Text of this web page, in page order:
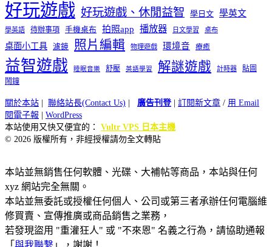
好玩遊戲 好玩遊戲、休閒益智 學日文 學英文
學英語 待辦事項 手機桌布 拍照app 播放器 日文學習 桌布
桌面小工具 濾鏡 照片編輯 物理遊戲 環境音 療癒
益智遊戲 睡眠音樂 舒壓 英語學習 解謎遊戲 計時器
貼圖
鬧鐘
關於本站 聯絡站長(Contact Us) 廣告刊登| 訂閱新文章 / 用 Email
閱電子報
WordPress
本站使用又快又便宜的： Vultr VPS 日本主機
© 2026 版權所有，非經授權請勿全文轉貼
本站並無銷售任何軟體、光碟、大補帖等商品，本站與任何
xyz 網站完全無關。
本站並無委託或授權任何個人、公司或第三者承辦任何電腦維
修買賣、宣傳推廣或商品銷售之業務，
若發現盜用 "重灌狂人" 或 "不來恩" 名義之行為，請協助通報
「 與我聯繫 」，謝謝！